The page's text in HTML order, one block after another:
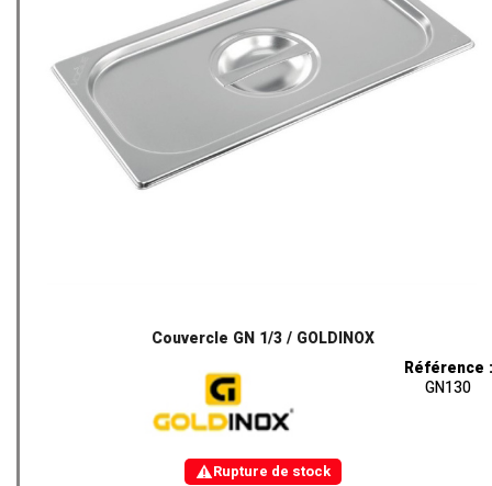
Couvercle GN 1/3 / GOLDINOX
Référence :
GN130
Rupture de stock